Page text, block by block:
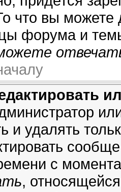
что вы можете
форума и
и удалять
с
,